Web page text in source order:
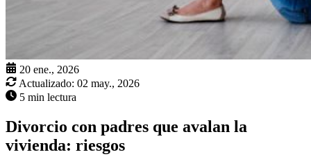
20 ene., 2026
Actualizado: 02 may., 2026
5 min lectura
Divorcio con padres que avalan la
vivienda: riesgos